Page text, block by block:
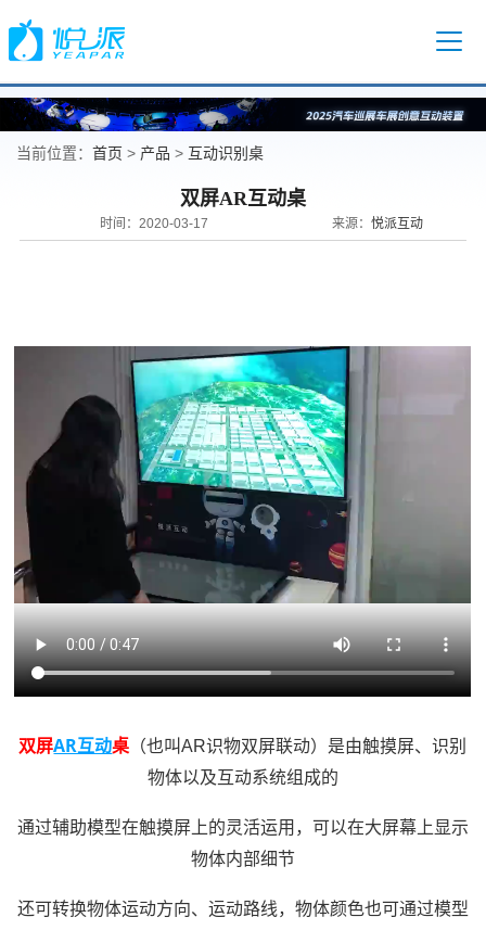
当前位置： 首页 > 产品 > 互动识别桌
双屏AR互动桌
时间：2020-03-17 来源： 悦派互动
双屏AR互动桌 （也叫AR识物双屏联动）是由触摸屏、识别
物体以及互动系统组成的
通过辅助模型在触摸屏上的灵活运用，可以在大屏幕上显示
物体内部细节
还可转换物体运动方向、运动路线，物体颜色也可通过模型